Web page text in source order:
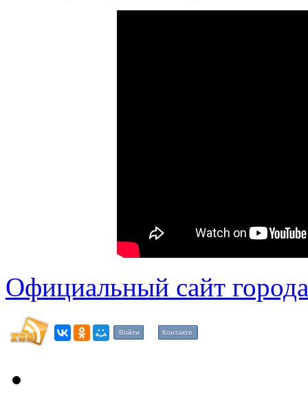
Официальный сайт
Войти Контакте